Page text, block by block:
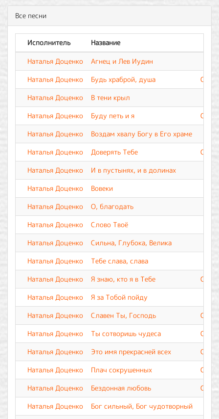
Все песни
Исполнитель
Название
Наталья Доценко
Агнец и Лев Иудин
Наталья Доценко
Будь храброй, душа
Наталья Доценко
В тени крыл
Наталья Доценко
Буду петь и я
Наталья Доценко
Воздам хвалу Богу в Его храме
Наталья Доценко
Доверять Тебе
Наталья Доценко
И в пустынях, и в долинах
Наталья Доценко
Вовеки
Наталья Доценко
О, благодать
Наталья Доценко
Слово Твоё
Наталья Доценко
Сильна, Глубока, Велика
Наталья Доценко
Тебе слава, слава
Наталья Доценко
Я знаю, кто я в Тебе
Наталья Доценко
Я за Тобой пойду
Наталья Доценко
Славен Ты, Господь
Наталья Доценко
Ты сотворишь чудеса
Наталья Доценко
Это имя прекрасней всех
Наталья Доценко
Плач сокрушенных
Наталья Доценко
Бездонная любовь
Наталья Доценко
Бог сильный, Бог чудотворный